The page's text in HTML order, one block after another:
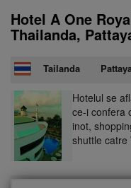
Hotel A One
Thailanda,
Tailanda
Hotelul se
ce-i confera
inot,
shuttle catre